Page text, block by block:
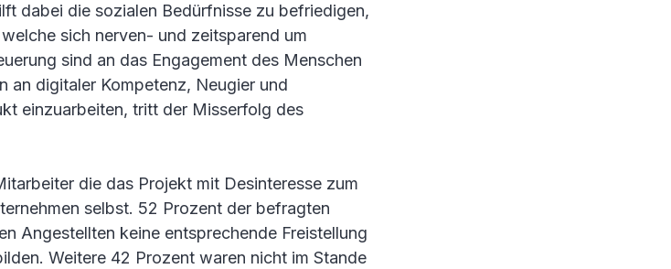
dabei die sozialen Bedürfnisse zu befriedigen,
sich nerven- und zeitsparend um
sind an das Engagement des Menschen
an digitaler Kompetenz, Neugier und
einzuarbeiten, tritt der Misserfolg des
die das Projekt mit Desinteresse zum
selbst. 52 Prozent der befragten
Angestellten keine entsprechende Freistellung
Weitere 42 Prozent waren nicht im Stande